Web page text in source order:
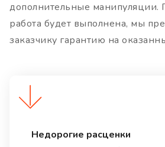
дополнительные манипуляции.
работа будет выполнена, мы
заказчику гарантию на
Недорогие расценки